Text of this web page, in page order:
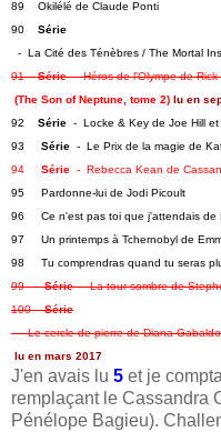
89    Okilélé de Claude Ponti
90 Série
-  La Cité des Ténèbres / The Mortal
91 Série -  Héros de l'Olympe de Rick
(The Son of Neptune, tome 2) lu en
92 Série -  Locke & Key de Joe Hill
93 Série -  Le Prix de la magie de
94 Série -  Rebecca Kean de
95     Pardonne-lui de Jodi Picoult
96     Ce n'est pas toi que j'attendais
97     Un printemps à Tchernobyl de
98     Tu comprendras quand tu seras
99 Série -  La tour sombre de
100 Série
-  Le cercle de pierre de Diana
lu en mars 2017
J'en avais lu 5 et je
remplaçant le Cassandra
Pénélope Bagieu).